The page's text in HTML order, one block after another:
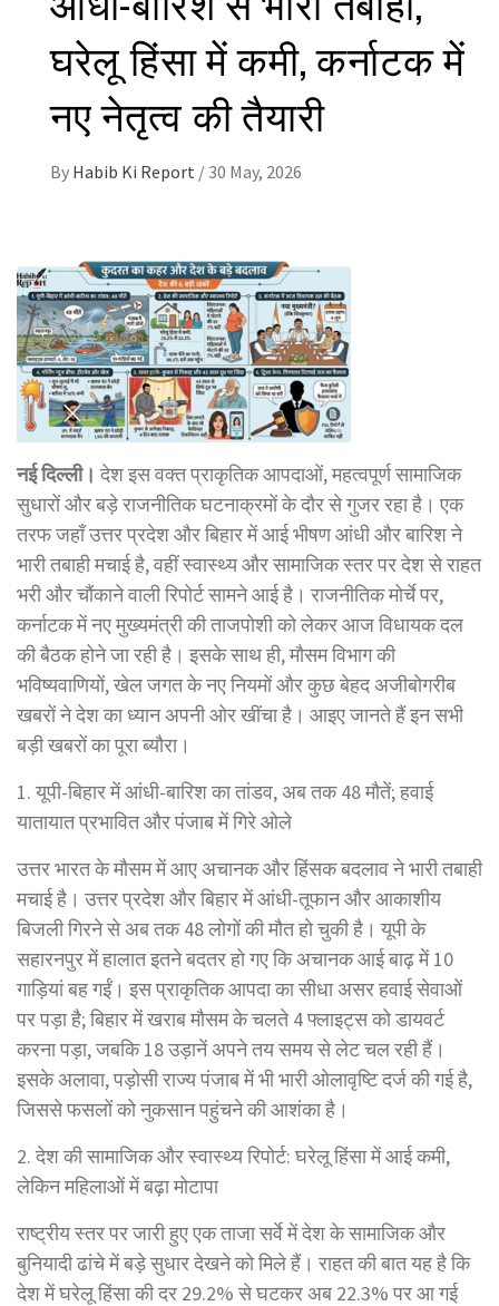
घरेलू हिंसा में कमी, कर्नाटक में
नए नेतृत्व की तैयारी
By Habib Ki Report / 30 May, 2026
नई दिल्ली। देश इस वक्त प्राकृतिक आपदाओं, महत्वपूर्ण सामाजिक
सुधारों और बड़े राजनीतिक घटनाक्रमों के दौर से गुजर रहा है। एक
तरफ जहाँ उत्तर प्रदेश और बिहार में आई भीषण आंधी और बारिश ने
भारी तबाही मचाई है, वहीं स्वास्थ्य और सामाजिक स्तर पर देश से राहत
भरी और चौंकाने वाली रिपोर्ट सामने आई है। राजनीतिक मोर्चे पर,
कर्नाटक में नए मुख्यमंत्री की ताजपोशी को लेकर आज विधायक दल
की बैठक होने जा रही है। इसके साथ ही, मौसम विभाग की
भविष्यवाणियों, खेल जगत के नए नियमों और कुछ बेहद अजीबोगरीब
खबरों ने देश का ध्यान अपनी ओर खींचा है। आइए जानते हैं इन सभी
बड़ी खबरों का पूरा ब्यौरा।
1. यूपी-बिहार में आंधी-बारिश का तांडव, अब तक 48 मौतें; हवाई
यातायात प्रभावित और पंजाब में गिरे ओले
उत्तर भारत के मौसम में आए अचानक और हिंसक बदलाव ने भारी तबाही
मचाई है। उत्तर प्रदेश और बिहार में आंधी-तूफान और आकाशीय
बिजली गिरने से अब तक 48 लोगों की मौत हो चुकी है। यूपी के
सहारनपुर में हालात इतने बदतर हो गए कि अचानक आई बाढ़ में 10
गाड़ियां बह गईं। इस प्राकृतिक आपदा का सीधा असर हवाई सेवाओं
पर पड़ा है; बिहार में खराब मौसम के चलते 4 फ्लाइट्स को डायवर्ट
करना पड़ा, जबकि 18 उड़ानें अपने तय समय से लेट चल रही हैं।
इसके अलावा, पड़ोसी राज्य पंजाब में भी भारी ओलावृष्टि दर्ज की गई है,
जिससे फसलों को नुकसान पहुंचने की आशंका है।
2. देश की सामाजिक और स्वास्थ्य रिपोर्ट: घरेलू हिंसा में आई कमी,
लेकिन महिलाओं में बढ़ा मोटापा
राष्ट्रीय स्तर पर जारी हुए एक ताजा सर्वे में देश के सामाजिक और
बुनियादी ढांचे में बड़े सुधार देखने को मिले हैं। राहत की बात यह है कि
देश में घरेलू हिंसा की दर 29.2% से घटकर अब 22.3% पर आ गई